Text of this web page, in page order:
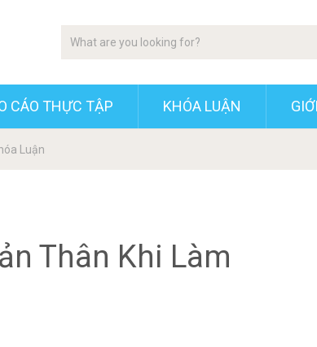
CÁO THỰC TẬP KHÓA LUẬN
Luận
Thân Khi Làm